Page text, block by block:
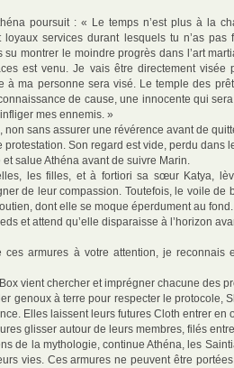
poursuit : « Le temps n’est plus à la
services durant lesquels tu n’as pas
su montrer le moindre progrès dans l’art
est venu. Je vais être directement visée
à ma personne sera visé. Le temple des
de cause, une innocente qui
mes ennemis. »
non sans assurer une révérence avant de
protestation. Son regard est vide, perdu dans
salue Athéna avant de suivre Marin.
les filles, et à fortiori sa sœur Katya,
de leur compassion. Toutefois, le voile de
dont elle se moque éperdument au fond.
et attend qu’elle disparaisse à l’horizon
ces armures à votre attention, je reconnais
vient chercher et imprégner chacune des
genoux à terre pour respecter le protocole,
Elles laissent leurs futures Cloth entrer en
glisser autour de leurs membres, filés
de la mythologie, continue Athéna, les
vies. Ces armures ne peuvent être